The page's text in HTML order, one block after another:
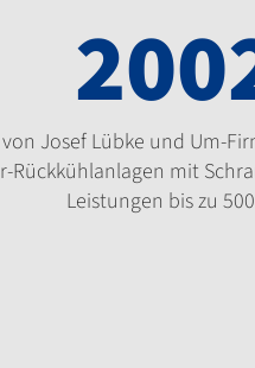
Josef Lübke und Um-
Rückkühlanlagen mit
Leistungen bis zu